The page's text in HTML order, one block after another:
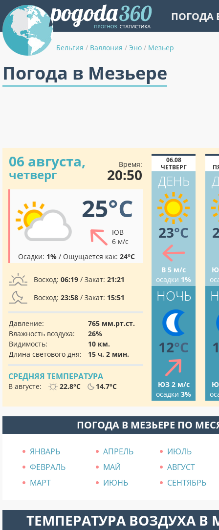
ПОГОДА
Бельгия / Валлония / Эно / Мезьер
Погода в Мезьере
06 августа,
четверг
Время:
20:50
25°C
ЮВ
6 м/с
Осадки: 1% / Ощущается как: 24°C
Восход: 06:19 / Закат: 21:21
Восход: 23:58 / Закат: 15:51
Давление:
765 мм.рт.ст.
Влажность воздуха:
26%
Видимость:
10 км.
Длина светового дня:
15 ч. 2 мин.
СРЕДНЯЯ ТЕМПЕРАТУРА
В августе: 22.8°C 14.7°C
06.08
ЧЕТВЕРГ
ДЕНЬ
23°C
В 5 м/с
осадки 1%
НОЧЬ
12°C
ЮЗ 2 м/с
осадки 3%
ПОГОДА В МЕЗЬЕРЕ ПО
ЯНВАРЬ АПРЕЛЬ
ИЮЛЬ
ФЕВРАЛЬ
МАЙ
АВГУСТ
МАРТ
ИЮНЬ СЕНТЯБРЬ
ТЕМПЕРАТУРА ВОЗДУХА В